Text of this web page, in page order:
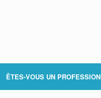
ÊTES-VOUS UN